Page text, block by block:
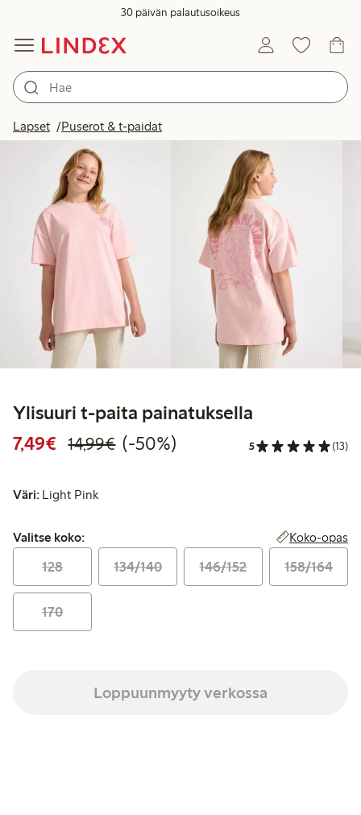
30 päivän palautusoikeus
Lapset Puserot & t-paidat
Ylisuuri t-paita painatuksella
7,49€ Alennettu hinta: 7,49 €
14,99€Normaalihinta: 14,99 €
50% alennus
(-50%) 5 (13)
Väri: Light Pink
Valitse koko:
Valitse koko: Koko-opas
128 134/140 146/152 158/164
170
Loppuunmyyty verkossa